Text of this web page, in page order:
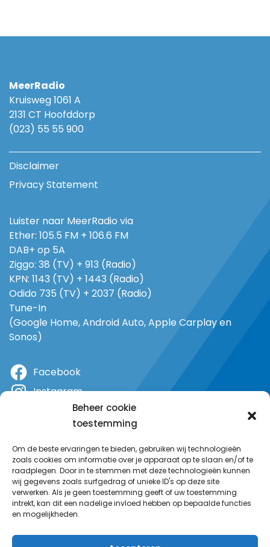
Beheer cookie
toestemming
Om de beste ervaringen te bieden, gebruiken wij technologieën
zoals cookies om informatie over je apparaat op te slaan en/of te
raadplegen. Door in te stemmen met deze technologieën kunnen
wij gegevens zoals surfgedrag of unieke ID's op deze site
verwerken. Als je geen toestemming geeft of uw toestemming
intrekt, kan dit een nadelige invloed hebben op bepaalde functies
en mogelijkheden.
MeerRadio
Kruisweg 1061 A
2131 CT Hoofddorp
(023) 55 55 900
Disclaimer
Privacy Statement
Luister naar MeerRadio via
Ether: 105.5 FM + 106.6 FM
DAB+ op 5A
Ziggo: 38 (TV) + 913 (Radio)
KPN: 1143 (TV) + 1443 (Radio)
Odido 735 (TV) + 2037 (Radio)
Tune-In
(Google Home, Android Auto, Apple Carplay en
Sonos)
Facebook
Instagram
YouTube